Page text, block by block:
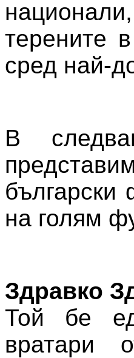
терените
сред най-
В
български
на голям
Здравко
Той бе
вратари